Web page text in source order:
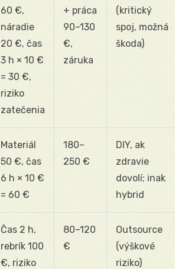
60 €,
náradie
20 €, čas
3 h × 10 €
= 30 €,
riziko
zatečenia
+ práca
90–130
€,
záruka
(kritický
spoj, možná
škoda)
Materiál
50 €, čas
6 h × 10 €
= 60 €
180–
250 €
DIY, ak
zdravie
dovolí; inak
hybrid
Čas 2 h,
rebrík 100
€, riziko
80–120
€
Outsource
(výškové
riziko)